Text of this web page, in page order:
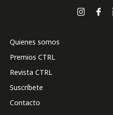
Quienes somos
Premios CTRL
Revista CTRL
Suscríbete
Contacto